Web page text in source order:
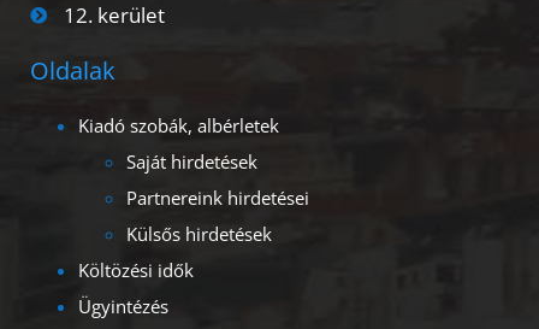
12. kerület
Oldalak
Kiadó szobák, albérletek
Saját hirdetések
Partnereink hirdetései
Külsős hirdetések
Költözési idők
Ügyintézés